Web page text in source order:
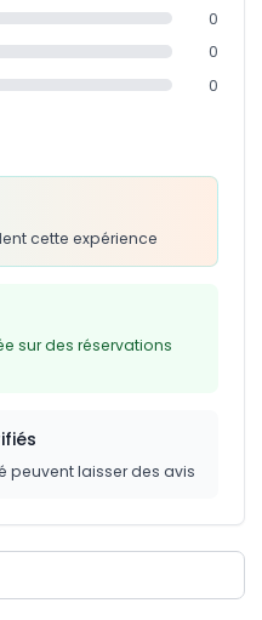
0
0
0
cette expérience
sur des réservations
peuvent laisser des avis